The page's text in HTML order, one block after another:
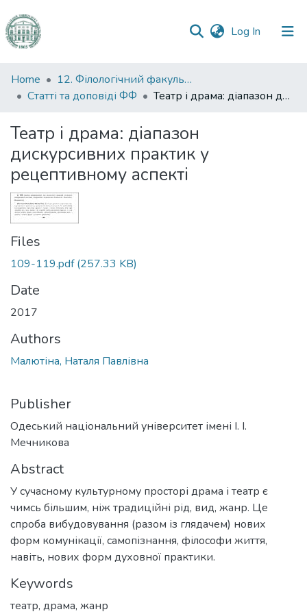
Log In (current)
Communities
&
All of DSpace
Statistics
Home
12. Філологічний факультет
Статті та доповіді ФФ
Театр і драма: діапазон дискурсивних практик у рецептивному аспекті
Театр і драма: діапазон
дискурсивних практик у
рецептивному аспекті
Files
109-119.pdf(257.33 KB)
Date
2017
Authors
Малютіна, Наталя Павлівна
Publisher
Одеський національний університет імені І. І.
Мечникова
Abstract
У сучасному культурному просторі драма і театр є
чимсь більшим, ніж традиційні рід, вид, жанр. Це
спроба вибудовування (разом із глядачем) нових
форм комунікації, самопізнання, філософи життя,
навіть, нових форм духовної практики.
Keywords
театр, драма, жанр